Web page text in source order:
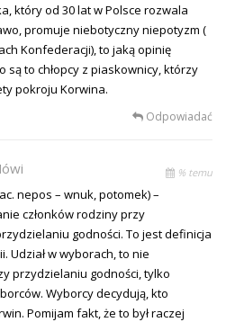
który od 30 lat w Polsce rozwala
promuje niebotyczny niepotyzm (
Konfederacji), to jaką opinię
są to chłopcy z piaskownicy, którzy
pokroju Korwina.
Odpowiadać
% temu
nepos – wnuk, potomek) –
członków rodziny przy
godności. To jest definicja
Udział w wyborach, to nie
przydzielaniu godności, tylko
Wyborcy decydują, kto
Pomijam fakt, że to był raczej